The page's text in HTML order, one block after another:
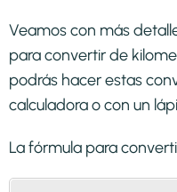
Veamos con más
para convertir de
podrás hacer estas
calculadora o con un
La fórmula para